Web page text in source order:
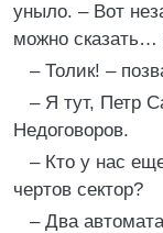
уныло. – Вот
можно сказать…
– Толик! –
– Я тут, Петр
Недоговоров.
– Кто у нас
чертов сектор?
– Два